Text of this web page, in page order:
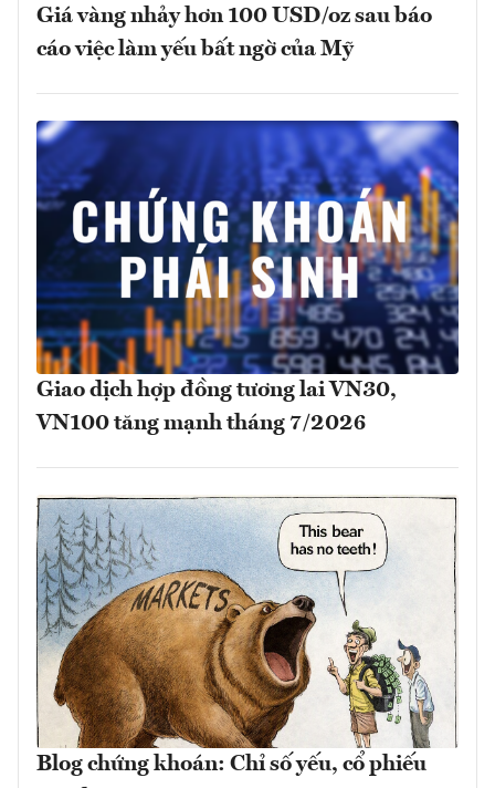
Giá vàng nhảy hơn 100 USD/oz sau báo
cáo việc làm yếu bất ngờ của Mỹ
Giao dịch hợp đồng tương lai VN30,
VN100 tăng mạnh tháng 7/2026
Blog chứng khoán: Chỉ số yếu, cổ phiếu